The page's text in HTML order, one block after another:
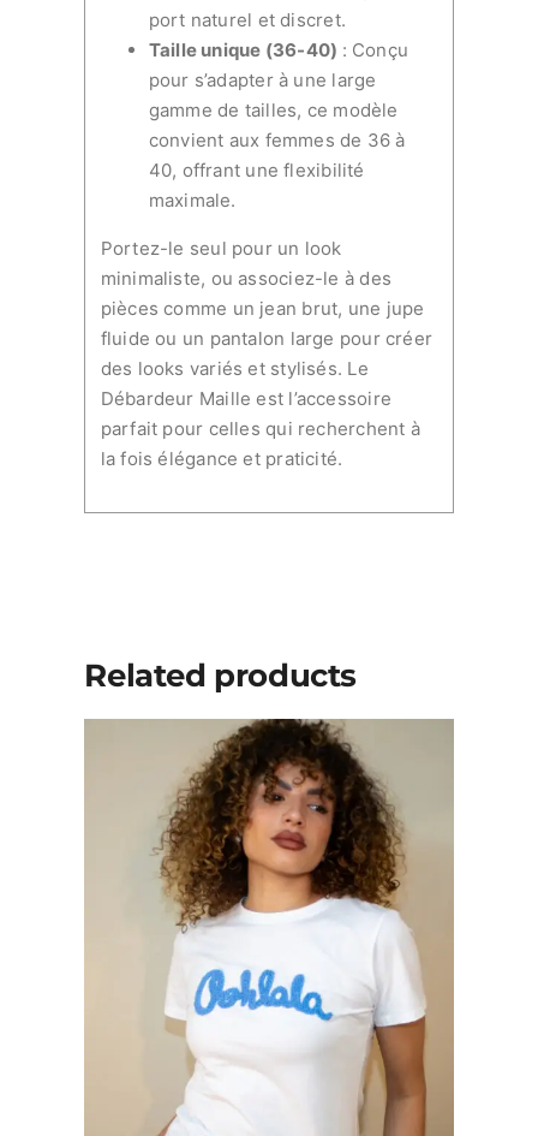
port naturel et discret.
Taille unique (36-40) : Conçu
pour s’adapter à une large
gamme de tailles, ce modèle
convient aux femmes de 36 à
40, offrant une flexibilité
maximale.
Portez-le seul pour un look
minimaliste, ou associez-le à des
pièces comme un jean brut, une jupe
fluide ou un pantalon large pour créer
des looks variés et stylisés. Le
Débardeur Maille est l’accessoire
parfait pour celles qui recherchent à
la fois élégance et praticité.
Related products
CE